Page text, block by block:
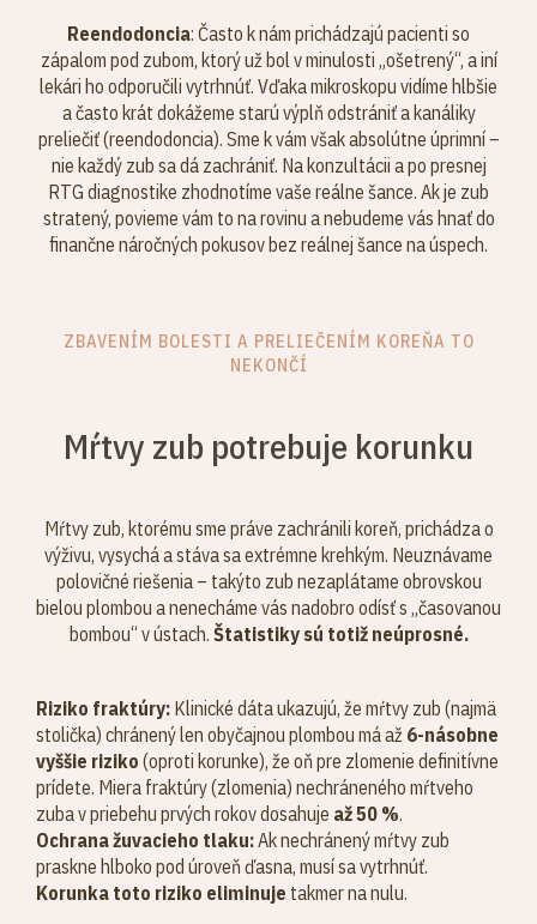
Reendodoncia: Často k nám prichádzajú pacienti so
zápalom pod zubom, ktorý už bol v minulosti „ošetrený“, a iní
lekári ho odporučili vytrhnúť. Vďaka mikroskopu vidíme hlbšie
a často krát dokážeme starú výplň odstrániť a kanáliky
preliečiť (reendodoncia). Sme k vám však absolútne úprimní –
nie každý zub sa dá zachrániť. Na konzultácii a po presnej
RTG diagnostike zhodnotíme vaše reálne šance. Ak je zub
stratený, povieme vám to na rovinu a nebudeme vás hnať do
finančne náročných pokusov bez reálnej šance na úspech.
ZBAVENÍM BOLESTI A PRELIEČENÍM KOREŇA TO
NEKONČÍ
Mŕtvy zub potrebuje korunku
Mŕtvy zub, ktorému sme práve zachránili koreň, prichádza o
výživu, vysychá a stáva sa extrémne krehkým. Neuznávame
polovičné riešenia – takýto zub nezaplátame obrovskou
bielou plombou a nenecháme vás nadobro odísť s „časovanou
bombou“ v ústach. Štatistiky sú totiž neúprosné.
Riziko fraktúry: Klinické dáta ukazujú, že mŕtvy zub (najmä
stolička) chránený len obyčajnou plombou má až 6-násobne
vyššie riziko (oproti korunke), že oň pre zlomenie definitívne
prídete. Miera fraktúry (zlomenia) nechráneného mŕtveho
zuba v priebehu prvých rokov dosahuje až 50 %.
Ochrana žuvacieho tlaku:Ak nechránený mŕtvy zub
praskne hlboko pod úroveň ďasna, musí sa vytrhnúť.
Korunka toto riziko eliminuje takmer na nulu.